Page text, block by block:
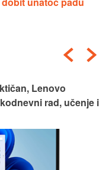
Lenovo
rad, učenje i